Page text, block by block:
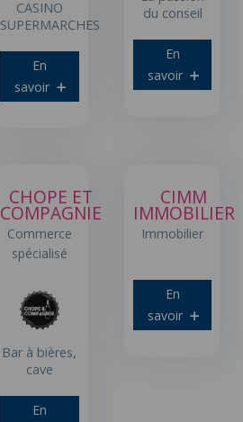
CASINO
SUPERMARCHES
En
savoir
du conseil
En
savoir
CHOPE ET
COMPAGNIE
Commerce
spécialisé
Bar à bières,
cave
En
CIMM
IMMOBILIER
Immobilier
En
savoir